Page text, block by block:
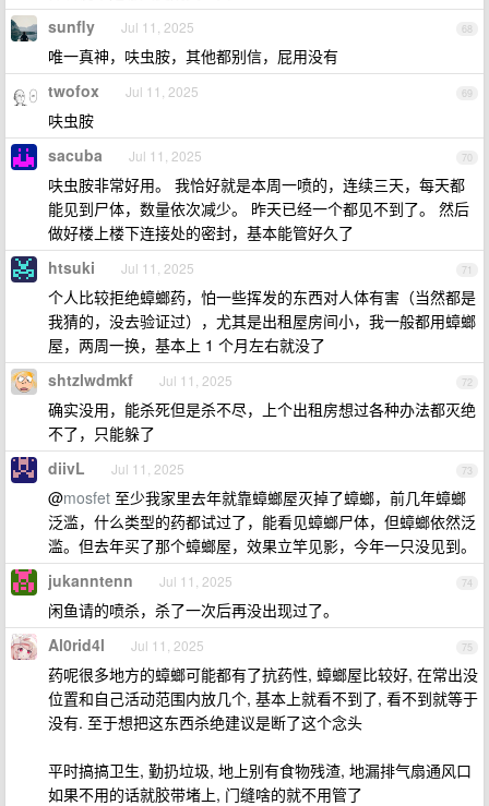
68
sunfly Jul 11, 2025
唯一真神，呋虫胺，其他都别信，屁用没有
69
twofox Jul 11, 2025
呋虫胺
70
sacuba Jul 11, 2025
呋虫胺非常好用。 我恰好就是本周一喷的，连续三天，每天都
能见到尸体，数量依次减少。 昨天已经一个都见不到了。 然后
做好楼上楼下连接处的密封，基本能管好久了
71
htsuki Jul 11, 2025
个人比较拒绝蟑螂药，怕一些挥发的东西对人体有害（当然都是
我猜的，没去验证过），尤其是出租屋房间小，我一般都用蟑螂
屋，两周一换，基本上 1 个月左右就没了
72
shtzlwdmkf Jul 11, 2025
确实没用，能杀死但是杀不尽，上个出租房想过各种办法都灭绝
不了，只能躲了
73
diivL Jul 11, 2025
@mosfet 至少我家里去年就靠蟑螂屋灭掉了蟑螂，前几年蟑螂
泛滥，什么类型的药都试过了，能看见蟑螂尸体，但蟑螂依然泛
滥。但去年买了那个蟑螂屋，效果立竿见影，今年一只没见到。
74
jukanntenn Jul 11, 2025
闲鱼请的喷杀，杀了一次后再没出现过了。
75
Al0rid4l Jul 11, 2025
药呢很多地方的蟑螂可能都有了抗药性, 蟑螂屋比较好, 在常出没
位置和自己活动范围内放几个, 基本上就看不到了, 看不到就等于
没有. 至于想把这东西杀绝建议是断了这个念头
平时搞搞卫生, 勤扔垃圾, 地上别有食物残渣, 地漏排气扇通风口
如果不用的话就胶带堵上, 门缝啥的就不用管了